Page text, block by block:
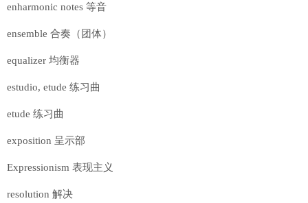
enharmonic notes 等音
ensemble 合奏（团体）
equalizer 均衡器
estudio, etude 练习曲
etude 练习曲
exposition 呈示部
Expressionism 表现主义
resolution 解决